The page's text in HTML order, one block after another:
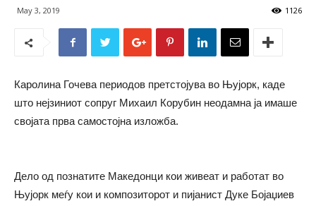
May 3, 2019 1126
Каролина Гочева периодов претстојува во Њујорк, каде
што нејзиниот сопруг Михаил Корубин неодамна ја имаше
својата прва самостојна изложба.
Дело од познатите Македонци кои живеат и работат во
Њујорк меѓу кои и композиторот и пијанист Дуке Бојаџиев